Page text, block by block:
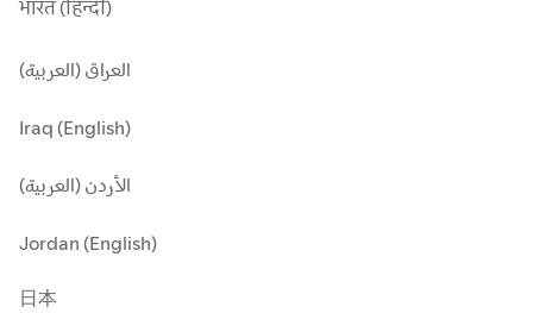
भारत (हिन्दी)
العراق (العربية)
Iraq (English)
الأردن (العربية)
Jordan (English)
日本